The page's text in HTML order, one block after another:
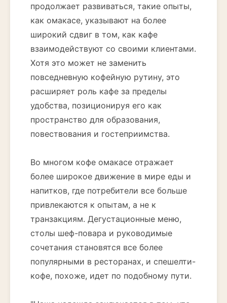
продолжает развиваться, такие опыты,
как омакасе, указывают на более
широкий сдвиг в том, как кафе
взаимодействуют со своими клиентами.
Хотя это может не заменить
повседневную кофейную рутину, это
расширяет роль кафе за пределы
удобства, позиционируя его как
пространство для образования,
повествования и гостеприимства.
Во многом кофе омакасе отражает
более широкое движение в мире еды и
напитков, где потребители все больше
привлекаются к опытам, а не к
транзакциям. Дегустационные меню,
столы шеф-повара и руководимые
сочетания становятся все более
популярными в ресторанах, и спешелти-
кофе, похоже, идет по подобному пути.